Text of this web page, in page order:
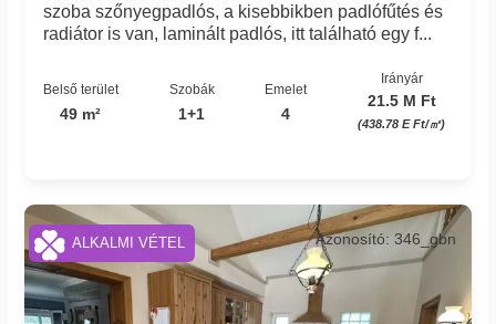
szoba szőnyegpadlós, a kisebbikben padlófűtés és
radiátor is van, laminált padlós, itt található egy f...
Belső terület
49 m²
Szobák
1+1
Emelet
4
Irányár
21.5 M Ft
(438.78 E Ft/㎡)
Azonosító: 346_gbn
ALKALMI VÉTEL